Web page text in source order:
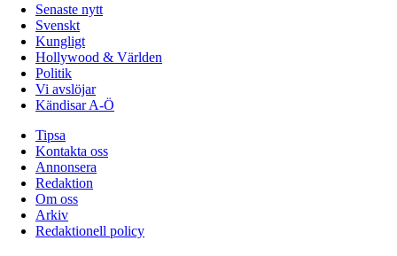
Senaste nytt
Svenskt
Kungligt
Hollywood & Världen
Politik
Vi avslöjar
Kändisar A-Ö
Tipsa
Kontakta oss
Annonsera
Redaktion
Om oss
Arkiv
Redaktionell policy